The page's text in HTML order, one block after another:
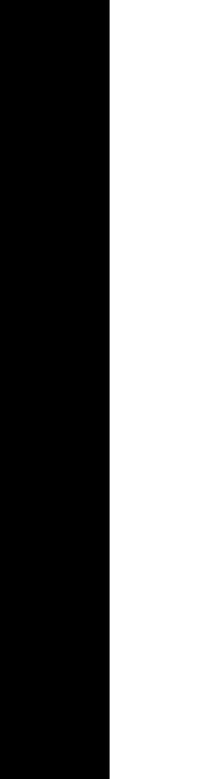
Länder, Währungen
an den
und wichtige
mit den ESG-Kriterien
Fonds ohne ein
von Instituten, die
mit anderen
Technology 10/40 Index